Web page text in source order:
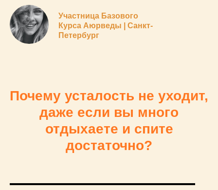
Участница Базового
Курса Аюрведы | Санкт-
Петербург
Почему усталость не уходит,
даже если вы много
отдыхаете и спите
достаточно?